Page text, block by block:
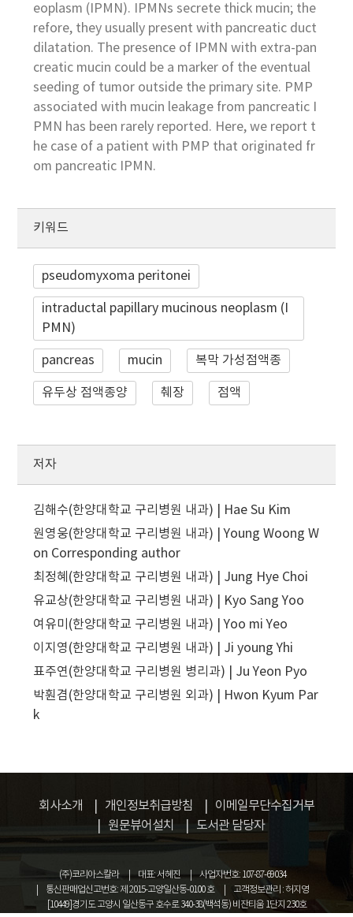
eoplasm (IPMN). IPMNs secrete thick mucin; the
refore, they usually present with pancreatic duct
dilatation. The presence of IPMN with extra-pan
creatic mucin could be a marker of the eventual
seeding of tumor outside the primary site. PMP
associated with mucin leakage from pancreatic I
PMN has been rarely reported. Here, we report t
he case of a patient with PMP that originated fr
om pancreatic IPMN.
키워드
pseudomyxoma peritonei
intraductal papillary mucinous neoplasm (I
PMN)
pancreas mucin 복막 가성점액종
유두상 점액종양 췌장 점액
저자
김해수(한양대학교 구리병원 내과) | Hae Su Kim
원영웅(한양대학교 구리병원 내과) | Young Woong W
on Corresponding author
최정혜(한양대학교 구리병원 내과) | Jung Hye Choi
유교상(한양대학교 구리병원 내과) | Kyo Sang Yoo
여유미(한양대학교 구리병원 내과) | Yoo mi Yeo
이지영(한양대학교 구리병원 내과) | Ji young Yhi
표주연(한양대학교 구리병원 병리과) | Ju Yeon Pyo
박훤겸(한양대학교 구리병원 외과) | Hwon Kyum Par
k
회사소개 개인정보취급방침
이메일무단수집거부
원문뷰어설치
도서관 담당자
(주)코리아스칼라 대표: 서혜진
사업자번호: 107-87-69034
통신판매업신고번호: 제 2015-고양일산동-0100 호
고객정보관리 : 허지영
[10449]경기도 고양시 일산동구 호수로 340-38(백석동) 비잔티움 1단지 230호